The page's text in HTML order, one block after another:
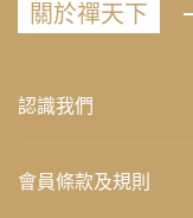
關於禪天下
認識我們
會員條款及規則